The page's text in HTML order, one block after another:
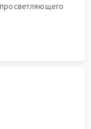
очистка стекол